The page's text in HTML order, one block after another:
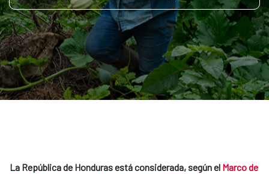
La República de Honduras está considerada, según el Marco de